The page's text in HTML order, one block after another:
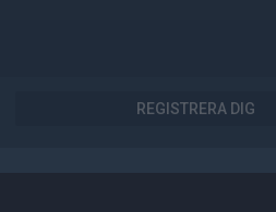
REGISTRERA DIG